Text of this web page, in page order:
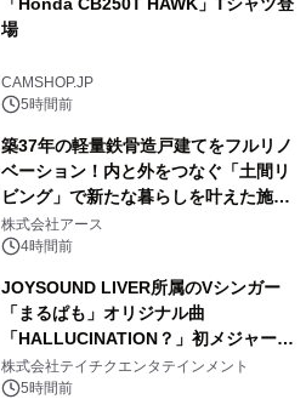
場
CAMSHOP.JP
5時間前
築37年の軽量鉄骨造戸建てをフルリノ
ベーション！内と外をつなぐ「土間リ
ビング」で新たな暮らしを叶えた施工
事例を株式会社アースが公開
株式会社アース
4時間前
JOYSOUND LIVER所属のVシンガー
「まるぱも」オリジナル曲
「HALLUCINATION？」初メジャー配
信リリース決定！
株式会社テイチクエンタテインメント
5時間前